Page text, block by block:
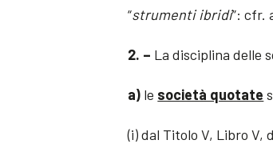
“strumenti ibridi”: cfr.
2. – La disciplina delle
a) le società quotate
(i) dal Titolo V, Libro V,